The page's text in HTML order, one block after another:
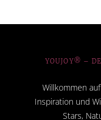
YOUJOY® –
Willkommen
Inspiration und
Stars,